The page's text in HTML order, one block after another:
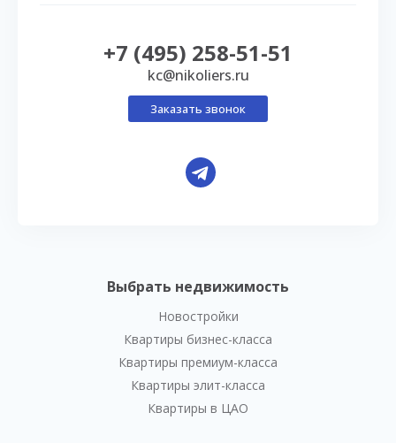
Выбрать недвижимость
Новостройки
Квартиры бизнес-класса
Квартиры премиум-класса
Квартиры элит-класса
Квартиры в ЦАО
+7 (495) 258-51-51
kc@nikoliers.ru
Заказать звонок